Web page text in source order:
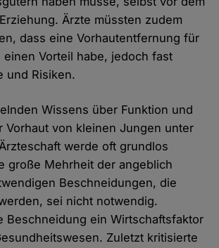
Ärzte müssten zudem
dass eine Vorhautentfernung für
Vorteil habe, jedoch fast
und Risiken.
Wissens über Funktion und
Vorhaut von kleinen Jungen unter
werde oft grundlos
große Mehrheit der angeblich
Beschneidungen, die
sei nicht notwendig.
Beschneidung ein Wirtschaftsfaktor
Zuletzt kritisierte